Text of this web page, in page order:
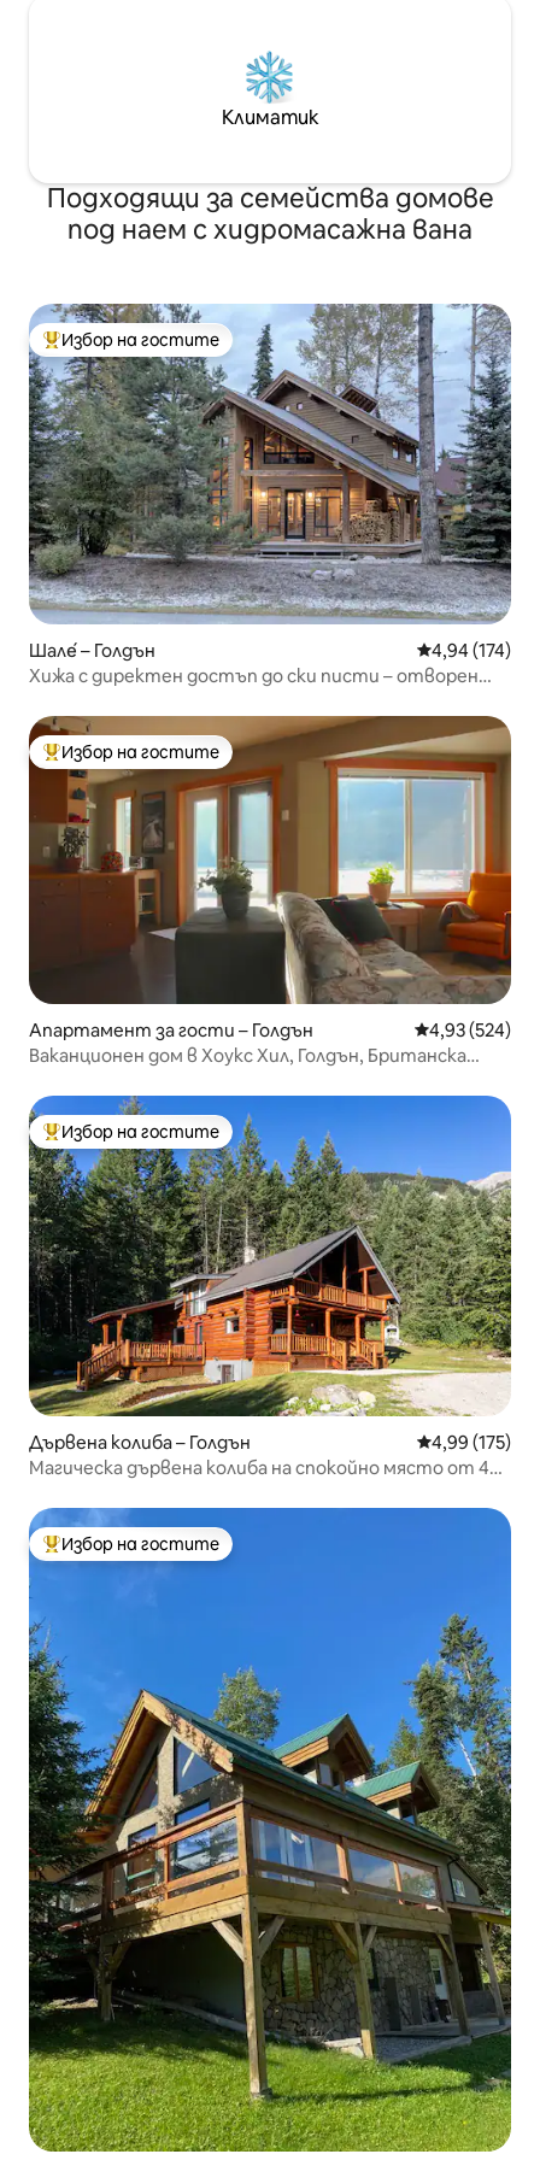
Климатик
Подходящи за семейства домове
под наем с хидромасажна вана
Най-популярен избор на гостите
Избор на гостите
Шале́ – Голдън Средна
4,94 (174)
Хижа с директен достъп до ски писти – отворен
Най-популярен избор на гостите
Избор на гостите
Апартамент за гости – Голдън Средна
4,93 (524)
Ваканционен дом в Хоукс Хил, Голдън, Британска
Най-популярен избор на гостите
Избор на гостите
Дървена колиба – Голдън Средна
4,99 (175)
Магическа дървена колиба на спокойно място от 4
Най-популярен избор на гостите
Избор на гостите